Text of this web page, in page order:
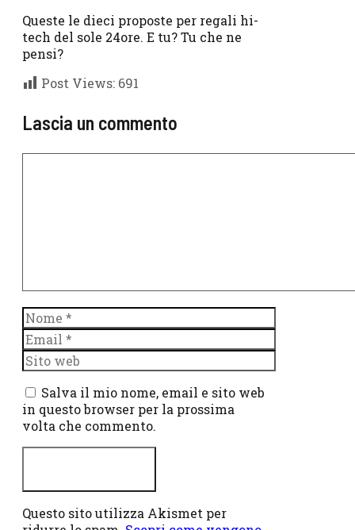
Queste le dieci proposte per regali hi-
tech del sole 24ore. E tu? Tu che ne
pensi?
Post Views: 691
Lascia un commento
Nome
Email
Sito
web
Salva il mio nome, email e sito web
in questo browser per la prossima
volta che commento.
Questo sito utilizza Akismet per